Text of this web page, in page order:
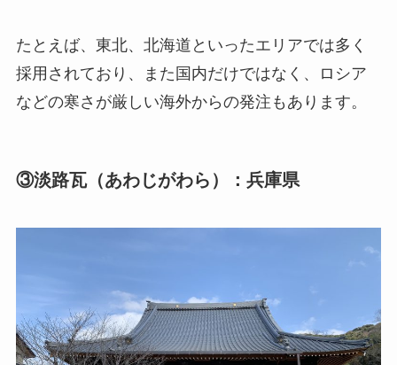
たとえば、東北、北海道といったエリアでは多く
採用されており、また国内だけではなく、ロシア
などの寒さが厳しい海外からの発注もあります。
③淡路瓦（あわじがわら）：兵庫県